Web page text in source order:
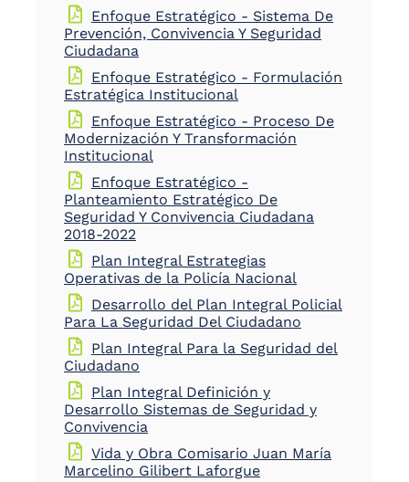
Enfoque Estratégico - Sistema De
Prevención, Convivencia Y Seguridad
Ciudadana
Enfoque Estratégico - Formulación
Estratégica Institucional
Enfoque Estratégico - Proceso De
Modernización Y Transformación
Institucional
Enfoque Estratégico -
Planteamiento Estratégico De
Seguridad Y Convivencia Ciudadana
2018-2022
Plan Integral Estrategias
Operativas de la Policía Nacional
Desarrollo del Plan Integral Policial
Para La Seguridad Del Ciudadano
Plan Integral Para la Seguridad del
Ciudadano
Plan Integral Definición y
Desarrollo Sistemas de Seguridad y
Convivencia
Vida y Obra Comisario Juan María
Marcelino Gilibert Laforgue